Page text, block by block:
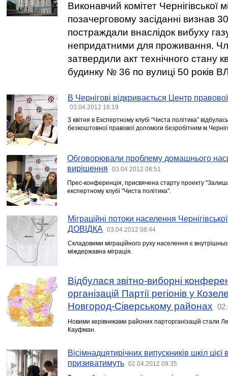
Виконавчий комітет Чернігівської
позачерговому засіданні визнав
постраждали внаслідок вибуху
непридатними для проживання.
затвердили акт технічного стану
будинку № 36 по вулиці 50 років
В Чернігові відкривається Центр
03.04.2012 16:19
3 квітня в Експертному клубі “Чиста політика”
безкоштовної правової допомоги безробітним
Обговорювали проблему домашнього
вирішення
03.04.2012 08:51
Прес-конференція, присвячена старту проекту
експертному клубі "Чиста політика".
Міграційні потоки населення
ДОВІДКА
03.04.2012 08:44
Складовими міграційного руху населення є
міждержавна міграція.
Відбулася звітно-виборні
організацій Партії регіонів у
Новгород-Сіверському районах
Новими керівниками районих парторганізацій стали
Кауфман.
Вісімнадцятирічних випускників шкіл
призиватимуть
02.04.2012 09:35